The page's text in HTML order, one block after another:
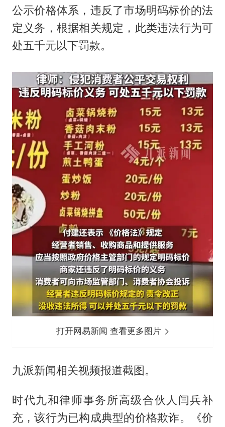
公示价格体系，违反了市场明码标价的法
定义务，根据相关规定，此类违法行为可
处五千元以下罚款。
打开网易新闻 查看更多图片
九派新闻相关视频报道截图。
时代九和律师事务所高级合伙人闫兵补
充，该行为已构成典型的价格欺诈。《价